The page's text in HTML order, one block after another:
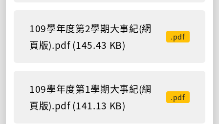
109學年度第2學期大事紀(網
頁版).pdf (145.43 KB)
.pdf
109學年度第1學期大事紀(網
頁版).pdf (141.13 KB)
.pdf